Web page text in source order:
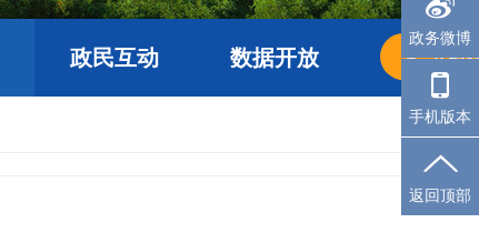
政民互动 数据开放 长者
政务微博
手机版本
返回顶部